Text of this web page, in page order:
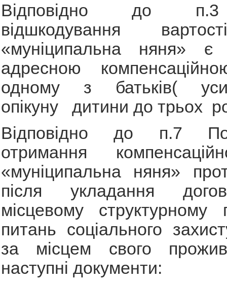
Відповідно до
відшкодування
«муніципальна няня» є
адресною
одному з батьків(
опікуну дитини до трьох
Відповідно до п.7
отримання
«муніципальна няня»
після укладання
місцевому структурному
питань соціального
за місцем свого
наступні документи: